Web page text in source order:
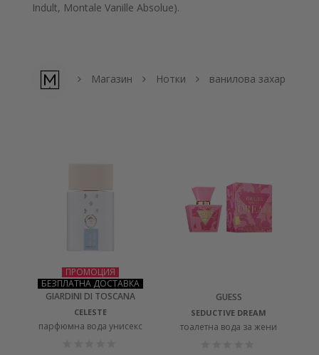
Indult, Montale Vanille Absolue).
Магазин Нотки ванилова захар
ПРОМОЦИЯ
БЕЗПЛАТНА ДОСТАВКА
GIARDINI DI TOSCANA
CELESTE
парфюмна вода унисекс
GUESS
SEDUCTIVE DREAM
тоалетна вода за жени